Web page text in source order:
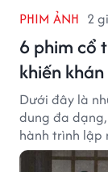
PHIM ẢNH 2
6 phim cổ
khiến
Dưới đây là
dung đa
hành trình lập